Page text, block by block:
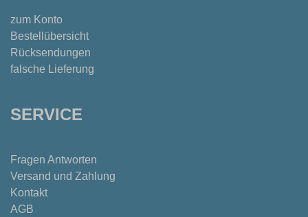
zum Konto
Bestellübersicht
Rücksendungen
falsche Lieferung
SERVICE
Fragen Antworten
Versand und Zahlung
Kontakt
AGB